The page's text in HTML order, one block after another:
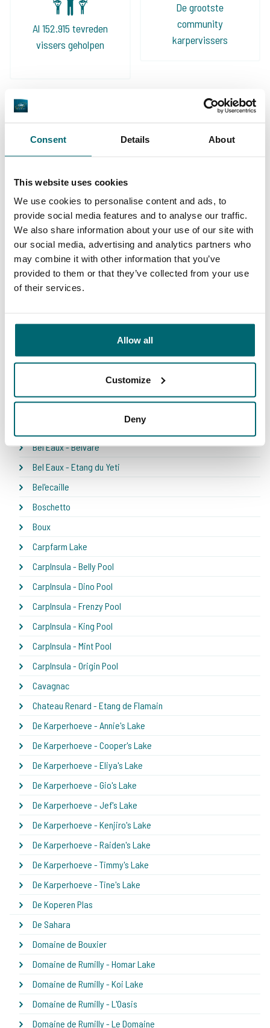
Consent Details About
This website uses cookies
We use cookies to personalise content and ads, to
provide social media features and to analyse our traffic.
We also share information about your use of our site with
our social media, advertising and analytics partners who
may combine it with other information that you’ve
provided to them or that they’ve collected from your use
of their services.
Allow all
Customize
Deny
Al 152.915 tevreden
vissers geholpen
De grootste
community
karpervissers
Deze karpermerken gingen u al
voor!
1 2 3 4 5 6 7 8
Ons aanbod
* NEW * Karperdroom - Artjeswiel
* NEW * Karperdroom - Extreme
Bel Eaux - Belforet
Bel Eaux - Belvare
Bel Eaux - Etang du Yeti
Bel'ecaille
Boschetto
Boux
Carpfarm Lake
CarpInsula - Belly Pool
CarpInsula - Dino Pool
CarpInsula - Frenzy Pool
CarpInsula - King Pool
CarpInsula - Mint Pool
CarpInsula - Origin Pool
Cavagnac
Chateau Renard - Etang de Flamain
De Karperhoeve - Annie's Lake
De Karperhoeve - Cooper's Lake
De Karperhoeve - Eliya's Lake
De Karperhoeve - Gio's Lake
De Karperhoeve - Jef's Lake
De Karperhoeve - Kenjiro's Lake
De Karperhoeve - Raiden's Lake
De Karperhoeve - Timmy's Lake
De Karperhoeve - Tine's Lake
De Koperen Plas
De Sahara
Domaine de Bouxier
Domaine de Rumilly - Homar Lake
Domaine de Rumilly - Koi Lake
Domaine de Rumilly - L'Oasis
Domaine de Rumilly - Le Domaine